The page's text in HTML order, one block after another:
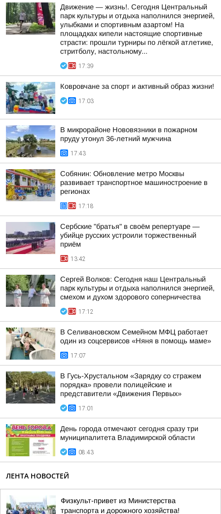
Движение — жизнь!. Сегодня Центральный
парк культуры и отдыха наполнился энергией,
улыбками и спортивным азартом! На
площадках кипели настоящие спортивные
страсти: прошли турниры по лёгкой атлетике,
стритболу, настольному...
17:39
Ковровчане за спорт и активный образ жизни!
17:03
В микрорайоне Нововязники в пожарном
пруду утонул 36-летний мужчина
17:43
Собянин: Обновление метро Москвы
развивает транспортное машиностроение в
регионах
17:18
Сербские "братья" в своём репертуаре —
убийце русских устроили торжественный
приём
13:42
Сергей Волков: Сегодня наш Центральный
парк культуры и отдыха наполнился энергией,
смехом и духом здорового соперничества
17:12
В Селивановском Семейном МФЦ работает
один из соцсервисов «Няня в помощь маме»
17:07
В Гусь-Хрустальном «Зарядку со стражем
порядка» провели полицейские и
представители «Движения Первых»
17:01
День города отмечают сегодня сразу три
муниципалитета Владимирской области
08:43
ЛЕНТА НОВОСТЕЙ
Физкульт-привет из Министерства
транспорта и дорожного хозяйства!